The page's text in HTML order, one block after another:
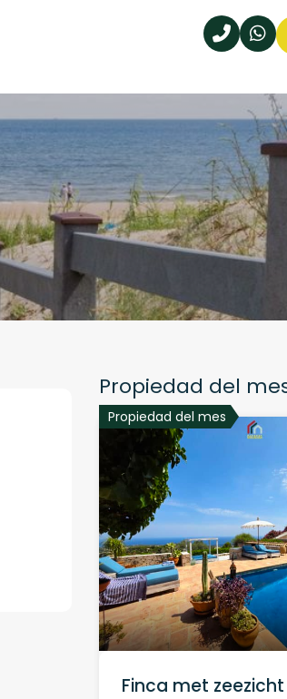
Propiedad del
Propiedad del mes
Finca met zeezicht